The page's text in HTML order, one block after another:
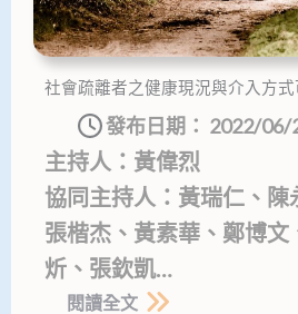
社會疏離者之健康現況與介入方
發布日期： 2022/06/
主持人：黃偉烈
協同主持人：黃瑞仁、陳
張楷杰、黃素華、鄭博文
炘、張欽凱…
閱讀全文